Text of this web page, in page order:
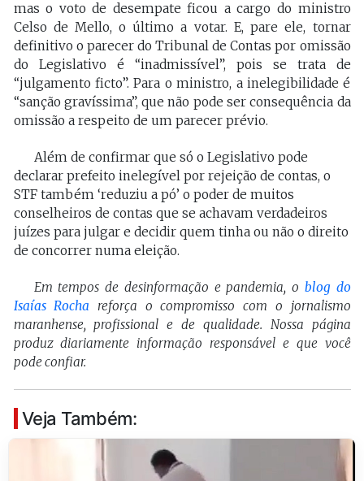
mas o voto de desempate ficou a cargo do ministro
Celso de Mello, o último a votar. E, pare ele, tornar
definitivo o parecer do Tribunal de Contas por omissão
do Legislativo é “inadmissível”, pois se trata de
“julgamento ficto”. Para o ministro, a inelegibilidade é
“sanção gravíssima”, que não pode ser consequência da
omissão a respeito de um parecer prévio.
Além de confirmar que só o Legislativo pode
declarar prefeito inelegível por rejeição de contas, o
STF também ‘reduziu a pó’ o poder de muitos
conselheiros de contas que se achavam verdadeiros
juízes para julgar e decidir quem tinha ou não o direito
de concorrer numa eleição.
Em tempos de desinformação e pandemia, o blog do
Isaías Rocha reforça o compromisso com o jornalismo
maranhense, profissional e de qualidade. Nossa página
produz diariamente informação responsável e que você
pode confiar.
Veja Também: